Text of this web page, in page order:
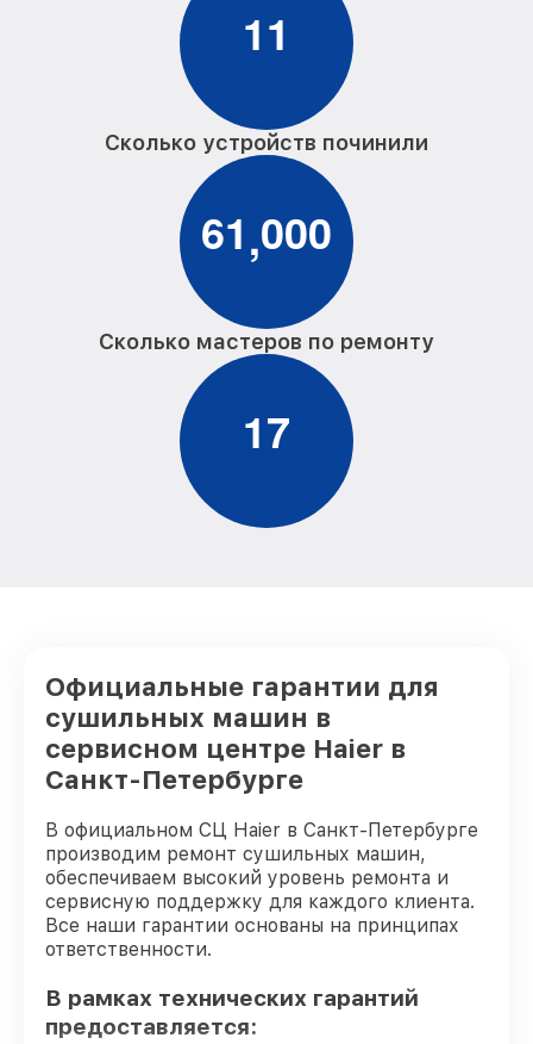
Ремонт барабана сушильной машины
11
Сколько устройств починили
61,000
Сколько мастеров по ремонту
17
Официальные гарантии для
сушильных машин в
сервисном центре Haier в
Санкт-Петербурге
В официальном СЦ Haier в Санкт-Петербурге
производим ремонт сушильных машин,
обеспечиваем высокий уровень ремонта и
сервисную поддержку для каждого клиента.
Все наши гарантии основаны на принципах
ответственности.
В рамках технических гарантий
предоставляется: